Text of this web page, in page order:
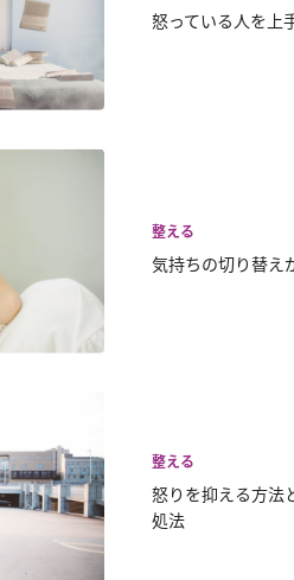
怒っている人を上
整える
気持ちの切り替
整える
怒りを抑える方法
処法